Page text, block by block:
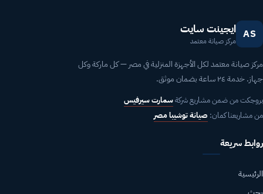
AS ايجينت سايت
مركز صيانة معتمد
مركز صيانة معتمد لكل الأجهزة المنزلية في مصر — كل ماركة وكل
جهاز. خدمة ٢٤ ساعة بضمان موثق.
بروجكت من ضمن مشاريع شركةسمارت سيرفيس
من مشاريعنا كمان: صيانة توشيبا مصر
روابط سريعة
الرئيسية